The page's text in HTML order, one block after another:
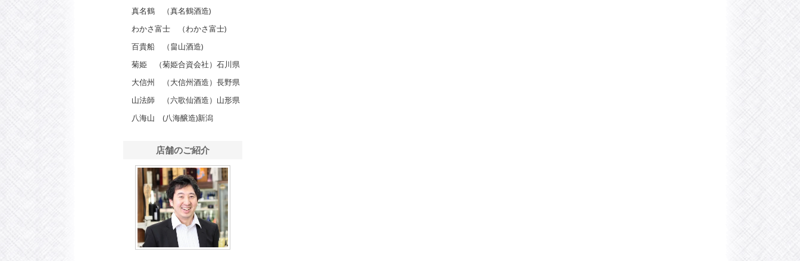
真名鶴 （真名鶴酒造)
わかさ富士 （わかさ富士)
百貴船 （畠山酒造)
菊姫 （菊姫合資会社）石川県
大信州 （大信州酒造）長野県
山法師 （六歌仙酒造）山形県
八海山 (八海醸造)新潟
店舗のご紹介